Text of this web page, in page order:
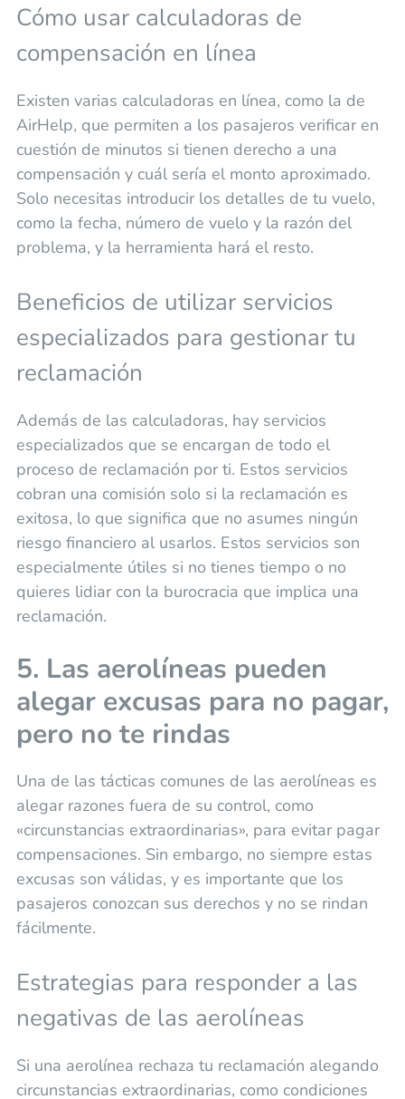
Cómo usar calculadoras de
compensación en línea
Existen varias calculadoras en línea, como la de
AirHelp, que permiten a los pasajeros verificar en
cuestión de minutos si tienen derecho a una
compensación y cuál sería el monto aproximado.
Solo necesitas introducir los detalles de tu vuelo,
como la fecha, número de vuelo y la razón del
problema, y la herramienta hará el resto.
Beneficios de utilizar servicios
especializados para gestionar tu
reclamación
Además de las calculadoras, hay servicios
especializados que se encargan de todo el
proceso de reclamación por ti. Estos servicios
cobran una comisión solo si la reclamación es
exitosa, lo que significa que no asumes ningún
riesgo financiero al usarlos. Estos servicios son
especialmente útiles si no tienes tiempo o no
quieres lidiar con la burocracia que implica una
reclamación.
5. Las aerolíneas pueden
alegar excusas para no pagar,
pero no te rindas
Una de las tácticas comunes de las aerolíneas es
alegar razones fuera de su control, como
«circunstancias extraordinarias», para evitar pagar
compensaciones. Sin embargo, no siempre estas
excusas son válidas, y es importante que los
pasajeros conozcan sus derechos y no se rindan
fácilmente.
Estrategias para responder a las
negativas de las aerolíneas
Si una aerolínea rechaza tu reclamación alegando
circunstancias extraordinarias, como condiciones